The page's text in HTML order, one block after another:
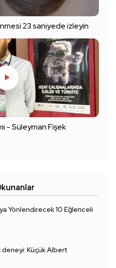
23 saniyede izleyin
- Süleyman Fişek
Yönlendirecek 10 Eğlenceli
deneyi: Küçük Albert